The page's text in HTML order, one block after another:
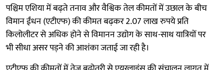
पश्चिम एशिया में बढ़ते तनाव और वैश्विक तेल कीमतों में उछाल के बीच
विमान ईंधन (एटीएफ) की कीमत बढ़कर 2.07 लाख रुपये प्रति
किलोलीटर से अधिक होने से विमानन उद्योग के साथ-साथ यात्रियों पर
भी सीधा असर पड़ने की आशंका जताई जा रही है।